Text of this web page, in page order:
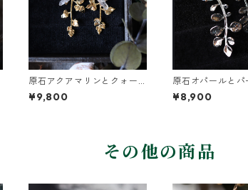
原石アクアマリンとクォー
ツとカニクサの葉ピアス
¥9,800
原石オパールとパ
ネツケバナの葉ピ
¥8,900
その他の商品